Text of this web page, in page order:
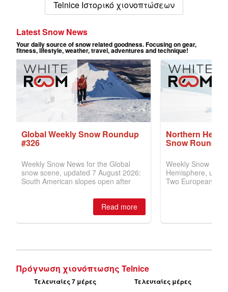
Telnice Ιστορικό χιονοπτώσεων
Πρόγνωση χιονόπτωσης Telnice
Τελευταίες 7 μέρες Τελευταίες μέρες